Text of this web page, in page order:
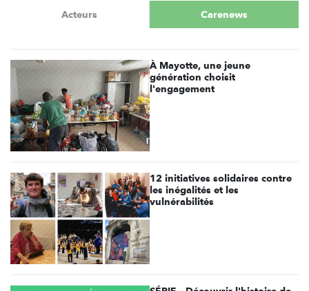
Acteurs Carenews
À Mayotte, une jeune
génération choisit
l'engagement
12 initiatives solidaires contre
les inégalités et les
vulnérabilités